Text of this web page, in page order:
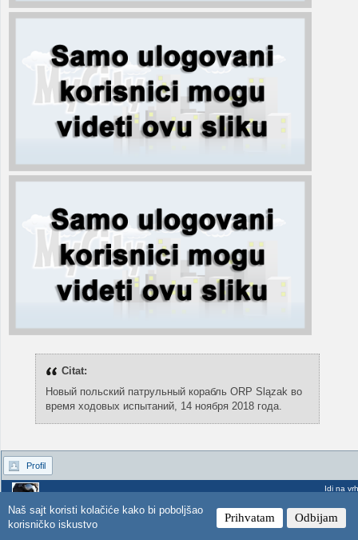
Naš sajt koristi kolačiće kako bi poboljšao
korisničko iskustvo
Prihvatam Odbijam
Citat:
Новый польский патрульный корабль ORP Slązak во
время ходовых испытаний, 14 ноября 2018 года.
Profil
djox Poslao: 16 Nov 2018 13:15
Idi na vrh